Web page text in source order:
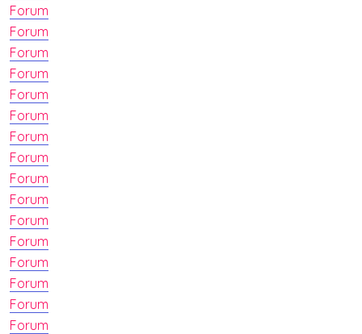
Forum
Forum
Forum
Forum
Forum
Forum
Forum
Forum
Forum
Forum
Forum
Forum
Forum
Forum
Forum
Forum